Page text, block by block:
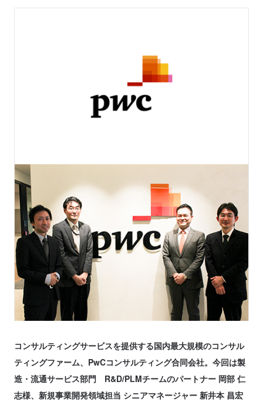
コンサルティングサービスを提供する国内最大規模のコンサル
ティングファーム、PwCコンサルティング合同会社。今回は製
造・流通サービス部門 R&D/PLMチームのパートナー 岡部 仁
志様、新規事業開発領域担当 シニアマネージャー 新井本 昌宏